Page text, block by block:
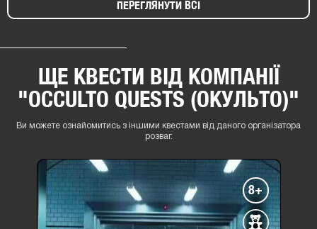
ПЕРЕГЛЯНУТИ ВСІ
ЩЕ КВЕСТИ ВІД КОМПАНІЇ
"OCCULTO QUESTS (ОКУЛЬТО)"
Ви можете ознайомитись з іншими квестами від даного організатора
розваг.
8+